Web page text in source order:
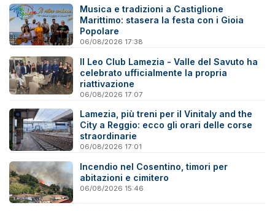
Musica e tradizioni a Castiglione
Marittimo: stasera la festa con i Gioia
Popolare
06/08/2026 17:38
Il Leo Club Lamezia - Valle del Savuto ha
celebrato ufficialmente la propria
riattivazione
06/08/2026 17:07
Lamezia, più treni per il Vinitaly and the
City a Reggio: ecco gli orari delle corse
straordinarie
06/08/2026 17:01
Incendio nel Cosentino, timori per
abitazioni e cimitero
06/08/2026 15:46